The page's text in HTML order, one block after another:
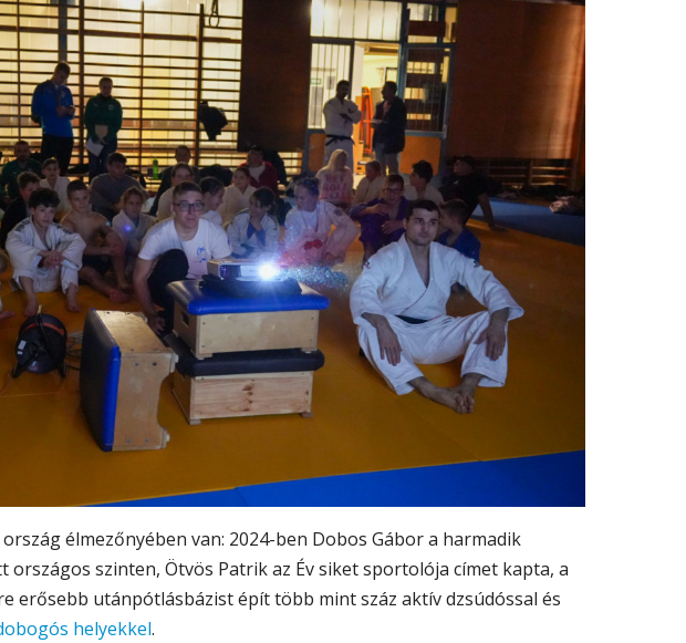
ország élmezőnyében van: 2024-ben Dobos Gábor a harmadik
országos szinten, Ötvös Patrik az Év siket sportolója címet kapta, a
erősebb utánpótlásbázist épít több mint száz aktív dzsúdóssal és
helyekkel.